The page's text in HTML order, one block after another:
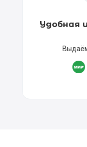
Удобная